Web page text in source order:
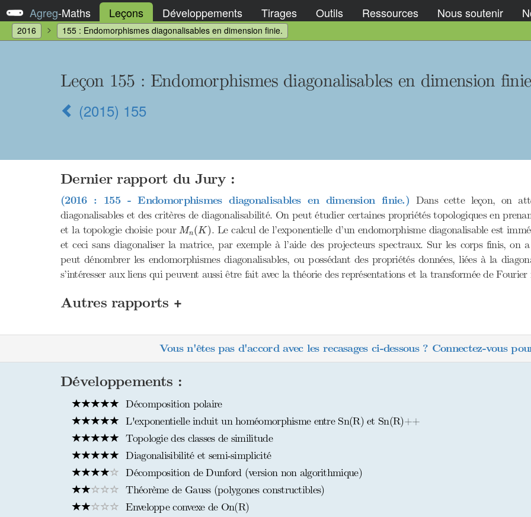
Agreg-Maths Leçons Développements Tirages Outils Ressources Nous soutenir
2016 155 : Endomorphismes diagonalisables en dimension finie.
Leçon 155 : Endomorphismes diagonalisables en dimension
(2015) 155
Dernier rapport du Jury :
(2016 : 155 - Endomorphismes diagonalisables en dimension finie.) Dans cette leçon, on
diagonalisables et des critères de diagonalisabilité. On peut étudier certaines propriétés topologiques en
et la topologie choisie pourMn(K)
Mn ( K). Le calcul de l’exponentielle d’un endomorphisme diagonalisable est
et ceci sans diagonaliser la matrice, par exemple à l’aide des projecteurs spectraux. Sur les corps finis, on
peut dénombrer les endomorphismes diagonalisables, ou possédant des propriétés données, liées à la
s’intéresser aux liens qui peuvent aussi être fait avec la théorie des représentations et la transformée de Fourier
Autres rapports +
Vous n'êtes pas d'accord avec les recasages ci-dessous ? Connectez-vous
Développements :
Décomposition polaire
L'exponentielle induit un homéomorphisme entre Sn(R) et Sn(R)++
Topologie des classes de similitude
Diagonalisibilité et semi-simplicité
Décomposition de Dunford (version non algorithmique)
Théorème de Gauss (polygones constructibles)
Enveloppe convexe de On(R)